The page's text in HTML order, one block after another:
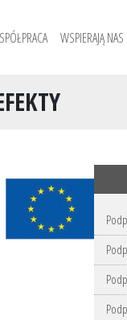
WSPIERAJĄ NAS